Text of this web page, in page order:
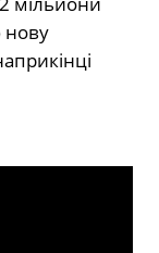
нову